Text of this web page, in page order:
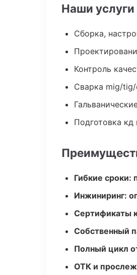
Наши услуги
Сборка,
Контроль
Сварка mig/tig/
Подготовка кд
Гибкие сроки:
Инжиниринг:
Сертификаты
Собственный
Полный цикл
ОТК и